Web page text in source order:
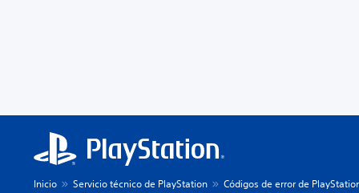
Inicio Servicio técnico de PlayStation Códigos de error de